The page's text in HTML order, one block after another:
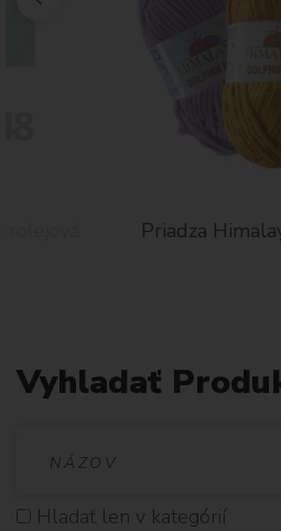
Priadza Himalaya
Vyhladať
Hladať len v kategórií